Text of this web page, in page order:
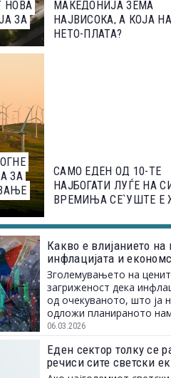
НОВА
ЗА
МАКЕДОНИЈА ЗЕМА
НАЈВИСОКА, А КОЈА
НЕТО-ПЛАТА?
ЗА
САМО ЕДЕН ОД 10-ТЕ
НАЈБОГАТИ ЛУЃЕ НА
ВРЕМИЊА СЕ`УШТЕ Е
Какво е влијанието на
инфлацијата и
Зголемувањето на
загриженост дека
од очекуваното, што ја
одложи планираното
06.03.2026
Еден сектор толку се
речиси сите светски